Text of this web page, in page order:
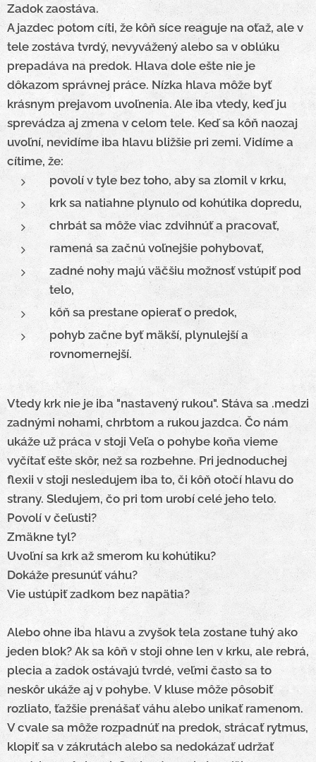
Zadok zaostáva.
A jazdec potom cíti, že kôň síce reaguje na oťaž, ale v
tele zostáva tvrdý, nevyvážený alebo sa v oblúku
prepadáva na predok. Hlava dole ešte nie je
dôkazom správnej práce. Nízka hlava môže byť
krásnym prejavom uvoľnenia. Ale iba vtedy, keď ju
sprevádza aj zmena v celom tele. Keď sa kôň naozaj
uvoľní, nevidíme iba hlavu bližšie pri zemi. Vidíme a
cítime, že:
povolí v tyle bez toho, aby sa zlomil v krku,
krk sa natiahne plynulo od kohútika dopredu,
chrbát sa môže viac zdvihnúť a pracovať,
ramená sa začnú voľnejšie pohybovať,
zadné nohy majú väčšiu možnosť vstúpiť pod
telo,
kôň sa prestane opierať o predok,
pohyb začne byť mäkší, plynulejší a
rovnomernejší.
Vtedy krk nie je iba "nastavený rukou". Stáva sa .medzi
zadnými nohami, chrbtom a rukou jazdca. Čo nám
ukáže už práca v stoji Veľa o pohybe koňa vieme
vyčítať ešte skôr, než sa rozbehne.Pri jednoduchej
flexii v stoji nesledujem iba to, či kôň otočí hlavu do
strany. Sledujem, čo pri tom urobí celé jeho telo.
Povolí v čeľusti?
Zmäkne tyl?
Uvoľní sa krk až smerom ku kohútiku?
Dokáže presunúť váhu?
Vie ustúpiť zadkom bez napätia?
Alebo ohne iba hlavu a zvyšok tela zostane tuhý ako
jeden blok? Ak sa kôň v stoji ohne len v krku, ale rebrá,
plecia a zadok ostávajú tvrdé, veľmi často sa to
neskôr ukáže aj v pohybe. V kluse môže pôsobiť
rozliato, ťažšie prenášať váhu alebo unikať ramenom.
V cvale sa môže rozpadnúť na predok, strácať rytmus,
klopiť sa v zákrutách alebo sa nedokázať udržať